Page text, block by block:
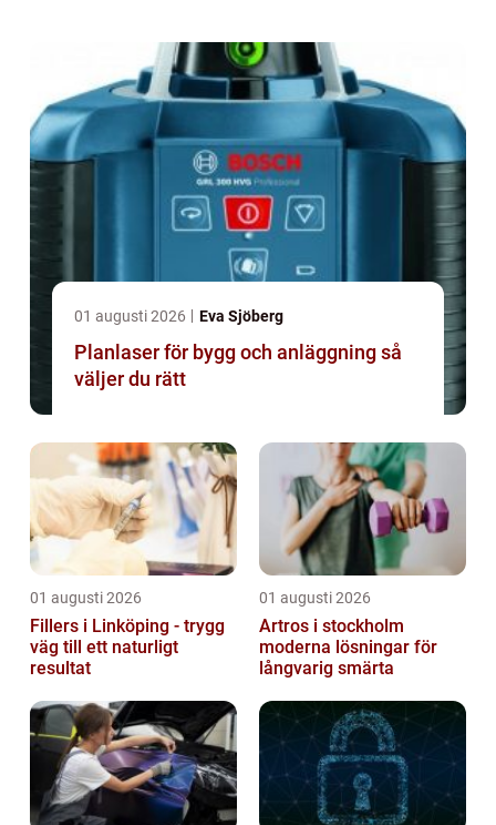
01 augusti 2026 Eva Sjöberg
Planlaser för bygg och anläggning så
väljer du rätt
01 augusti 2026
Fillers i Linköping - trygg
väg till ett naturligt
resultat
01 augusti 2026
Artros i stockholm
moderna lösningar för
långvarig smärta